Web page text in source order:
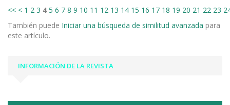
<< < 1 2 3 4 5 6 7 8 9 10 11 12 13 14 15 16 17 18 19 20 21 22 23
También puede Iniciar una búsqueda de similitud avanzada para
este artículo.
INFORMACIÓN DE LA REVISTA